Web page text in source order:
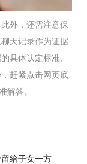
外，还需注意保
天记录作为证据
具体认定标准、
赶紧点击网页底
解答。
给子女一方